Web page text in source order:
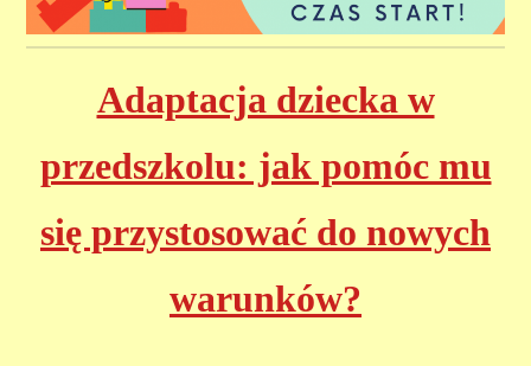
Adaptacja dziecka w
przedszkolu: jak pomóc mu
się przystosować do nowych
warunków?